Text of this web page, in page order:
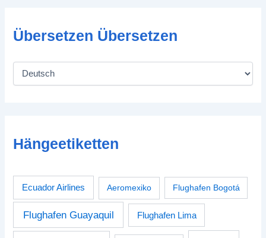
Übersetzen Übersetzen
Hängeetiketten
Ecuador Airlines Aeromexiko Flughafen Bogotá
Flughafen Guayaquil Flughafen Lima